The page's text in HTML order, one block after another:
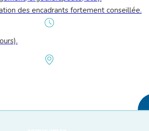
des encadrants fortement conseillée.